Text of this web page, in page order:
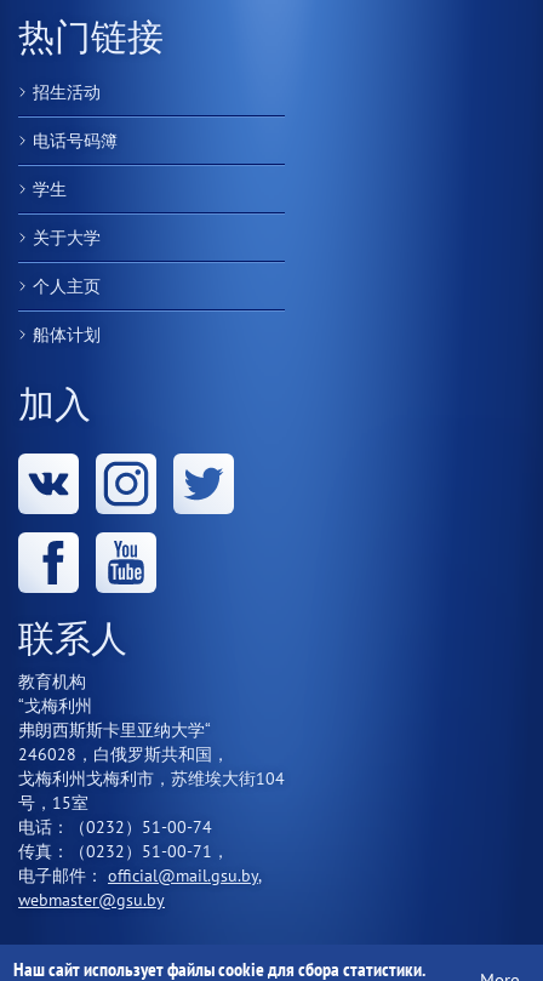
热门链接
招生活动
电话号码簿
学生
关于大学
个人主页
船体计划
加入
联系人
教育机构
“戈梅利州
弗朗西斯斯卡里亚纳大学“
246028，白俄罗斯共和国，
戈梅利州戈梅利市，苏维埃大街104
号，15室
电话：（0232）51-00-74
传真：（0232）51-00-71，
电子邮件： official@mail.gsu.by,
webmaster@gsu.by
Наш сайт использует файлы cookie для сбора статистики.